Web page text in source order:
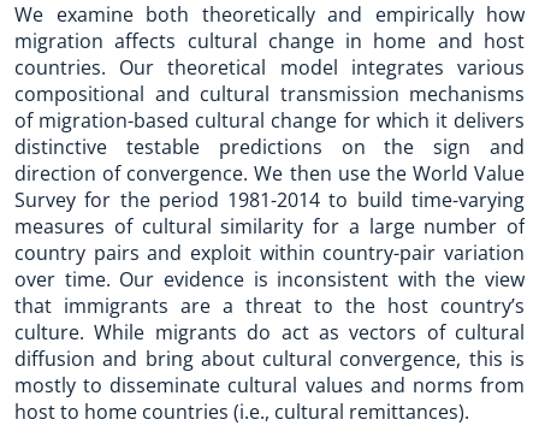
We examine both theoretically and empirically how
migration affects cultural change in home and host
countries. Our theoretical model integrates various
compositional and cultural transmission mechanisms
of migration-based cultural change for which it delivers
distinctive testable predictions on the sign and
direction of convergence. We then use the World Value
Survey for the period 1981-2014 to build time-varying
measures of cultural similarity for a large number of
country pairs and exploit within country-pair variation
over time. Our evidence is inconsistent with the view
that immigrants are a threat to the host country’s
culture. While migrants do act as vectors of cultural
diffusion and bring about cultural convergence, this is
mostly to disseminate cultural values and norms from
host to home countries (i.e., cultural remittances).